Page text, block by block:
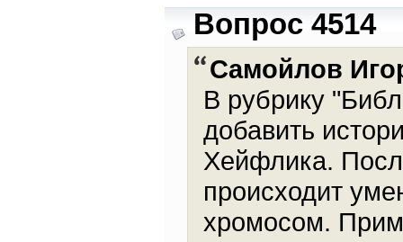
Вопрос 4514
Самойлов
В рубрику
добавить
Хейфлика.
происходит
хромосом.